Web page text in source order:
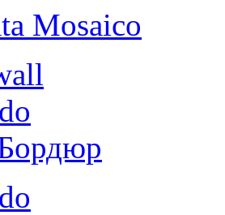
Mosaico